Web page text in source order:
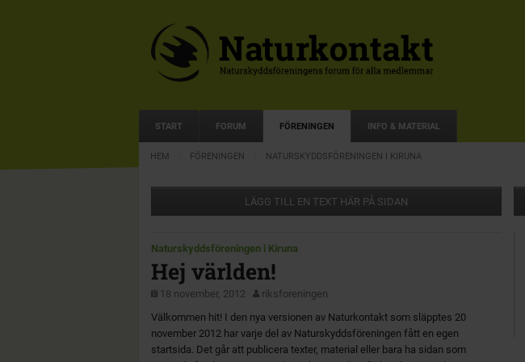
START FORUM FÖRENINGEN INFO & MATERIAL
HEM FÖRENINGEN NATURSKYDDSFÖRENINGEN I KIRUNA
LÄGG TILL EN TEXT HÄR PÅ SIDAN
Naturskyddsföreningen i Kiruna
Hej världen!
18 november, 2012
riksforeningen
Välkommen hit! I den nya versionen av Naturkontakt som släpptes 20
november 2012 har varje del av Naturskyddsföreningen fått en egen
startsida. Det går att publicera texter, material eller bara ha sidan som